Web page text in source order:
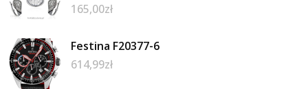
165,00zł
Festina F20377-6
614,99zł